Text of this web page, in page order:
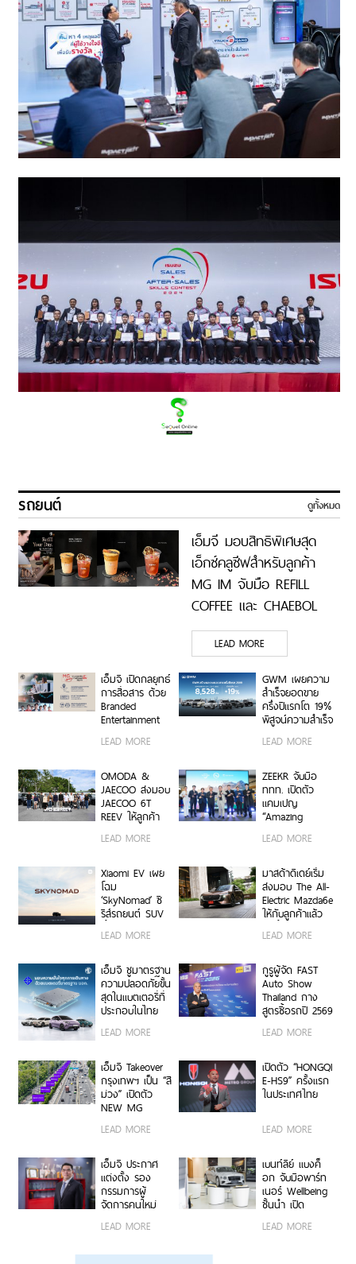
รถยนต์ ดูทั้งหมด
เอ็มจี มอบสิทธิพิเศษสุด
เอ็กซ์คลูซีฟสำหรับลูกค้า
MG IM จับมือ REFILL
COFFEE และ CHAEBOL
SHABU เติมเต็มไลฟ์สไตล์
ระดับพรีเมียม
LEAD MORE
เอ็มจี เปิดกลยุทธ์
การสื่อสาร ด้วย
Branded
Entertainment
SMILE ด้วยซีรีส์
เปิดช่องทาง MG
SMILE CONTACT
CENTRE รับฟัง
ทุกเรื่องราวของ
ชาว MG!
LEAD MORE
GWM เผยความ
สำเร็จยอดขาย
ครึ่งปีแรกโต 19%
พิสูจน์ความสำเร็จ
Powertrains’
LEAD MORE
OMODA &
JAECOO ส่งมอบ
JAECOO 6T
REEV ให้ลูกค้า
“NextFest”
LEAD MORE
ZEEKR จับมือ
ททท. เปิดตัว
แคมเปญ
“Amazing
ZEEKR Luxury
การท่องเที่ยวเชิง
คุณภาพด้วยยาน
ยนต์ไฟฟ้า
LEAD MORE
Xiaomi EV เผย
โฉม
‘SkyNomad’ ซี
รีส์รถยนต์ SUV
อัจฉริยะ ปรับ
ดั่งใจ
LEAD MORE
มาสด้าดีเดย์เริ่ม
ส่งมอบ The All-
Electric Mazda6e
ให้กับลูกค้าแล้ว
LEAD MORE
เอ็มจี ชูมาตรฐาน
ความปลอดภัยขั้น
สุดในแบตเตอรี่ที่
ประกอบในไทย
ป้องกันและ
(Thermal
Management)
เต็มรูปแบบ
LEAD MORE
กูรูผู้จัด FAST
Auto Show
Thailand กาง
สูตรซื้อรถปี 2569
ค่าในยุคค่าครอง
LEAD MORE
เอ็มจี Takeover
กรุงเทพฯ เป็น “สี
ม่วง” เปิดตัว
NEW MG
สีสันใหม่ให้กับ
LEAD MORE
เปิดตัว “HONGQI
E-HS9” ครั้งแรก
ในประเทศไทย
LEAD MORE
เอ็มจี ประกาศ
แต่งตั้ง รอง
กรรมการผู้
จัดการคนใหม่
ตราภรณ์” เสริม
LEAD MORE
เบนท์ลีย์ แบงค็
อก จับมือพาร์ท
เนอร์ Wellbeing
ชั้นนำ เปิด
สุขภาพ พร้อมจัด
LEAD MORE